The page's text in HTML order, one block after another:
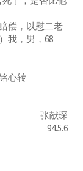
偿，以慰二老
我，男，68
心转
张献琛
94.5.6